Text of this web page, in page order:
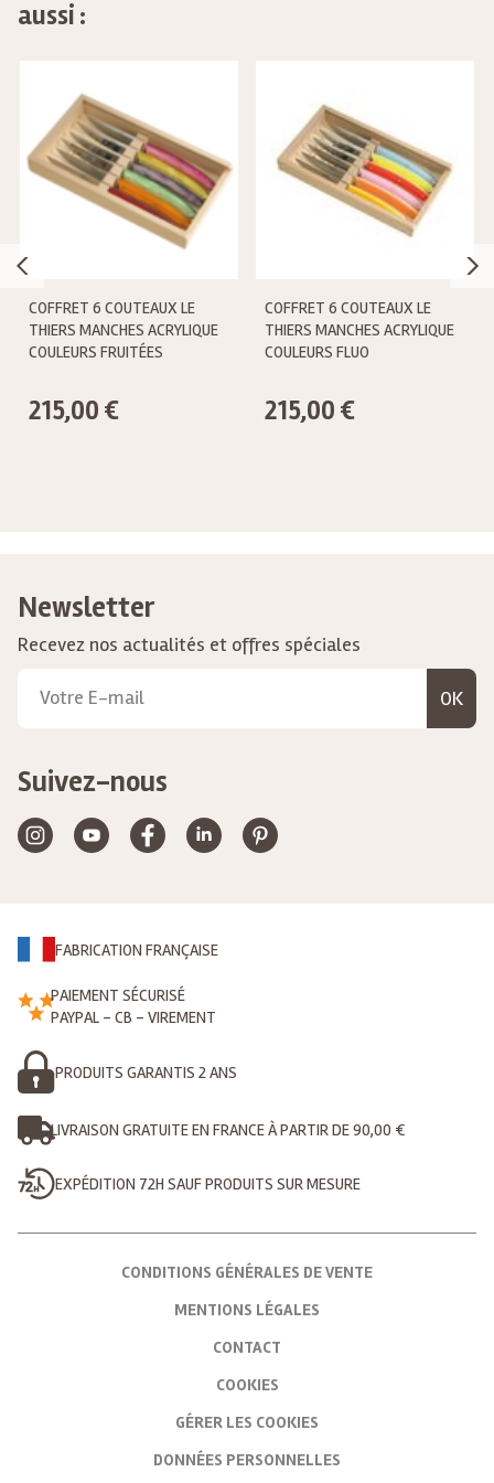
aussi :
COFFRET 6 COUTEAUX LE
THIERS MANCHES ACRYLIQUE
COULEURS FRUITÉES
215,00 €
COFFRET 6 COUTEAUX LE
THIERS MANCHES ACRYLIQUE
COULEURS FLUO
215,00 €
Newsletter
Recevez nos actualités et offres spéciales
OK
Suivez-nous
FABRICATION FRANÇAISE
PAIEMENT SÉCURISÉ
PAYPAL - CB - VIREMENT
PRODUITS GARANTIS 2 ANS
LIVRAISON GRATUITE EN FRANCE À PARTIR DE 90,00 €
EXPÉDITION 72H SAUF PRODUITS SUR MESURE
CONDITIONS GÉNÉRALES DE VENTE
MENTIONS LÉGALES
CONTACT
COOKIES
GÉRER LES COOKIES
DONNÉES PERSONNELLES